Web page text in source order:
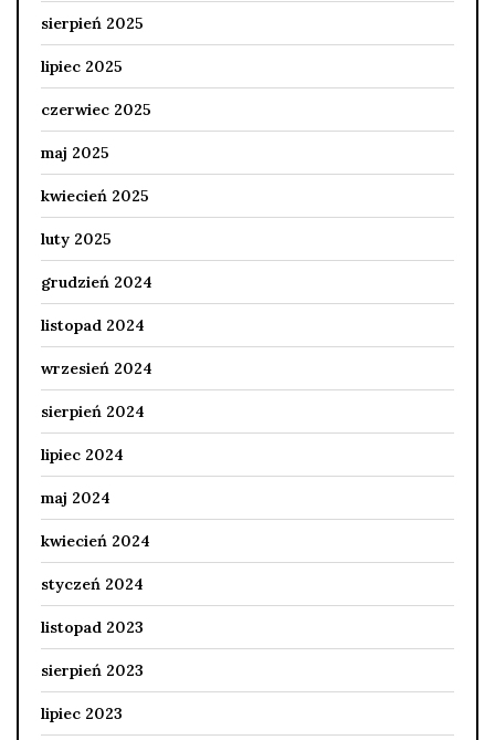
sierpień 2025
lipiec 2025
czerwiec 2025
maj 2025
kwiecień 2025
luty 2025
grudzień 2024
listopad 2024
wrzesień 2024
sierpień 2024
lipiec 2024
maj 2024
kwiecień 2024
styczeń 2024
listopad 2023
sierpień 2023
lipiec 2023